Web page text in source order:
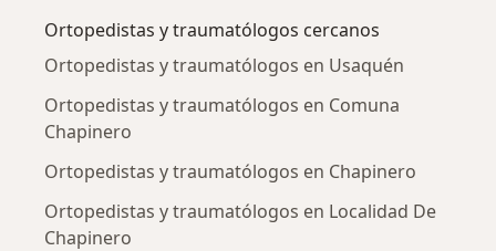
Ortopedistas y traumatólogos cercanos
Ortopedistas y traumatólogos en Usaquén
Ortopedistas y traumatólogos en Comuna
Chapinero
Ortopedistas y traumatólogos en Chapinero
Ortopedistas y traumatólogos en Localidad De
Chapinero